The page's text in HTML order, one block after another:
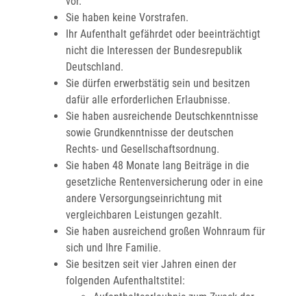
Sie haben keine Vorstrafen.
Ihr Aufenthalt gefährdet oder beeinträchtigt
nicht die Interessen der Bundesrepublik
Deutschland.
Sie dürfen erwerbstätig sein und besitzen
dafür alle erforderlichen Erlaubnisse.
Sie haben ausreichende Deutschkenntnisse
sowie Grundkenntnisse der deutschen
Rechts- und Gesellschaftsordnung.
Sie haben 48 Monate lang Beiträge in die
gesetzliche Rentenversicherung oder in eine
andere Versorgungseinrichtung mit
vergleichbaren Leistungen gezahlt.
Sie haben ausreichend großen Wohnraum für
sich und Ihre Familie.
Sie besitzen seit vier Jahren einen der
folgenden Aufenthaltstitel: